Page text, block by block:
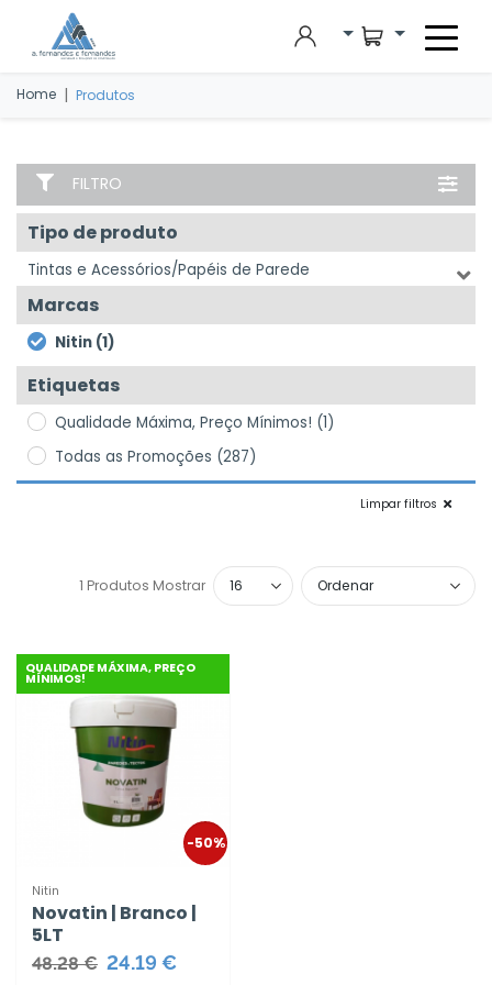
Skip to main content
Home | Produtos
FILTRO
Tipo de produto
Tintas e Acessórios/Papéis de Parede
Marcas
Nitin (1)
Etiquetas
Qualidade Máxima, Preço Mínimos! (1)
Todas as Promoções (287)
Limpar filtros
1 Produtos Mostrar
QUALIDADE MÁXIMA, PREÇO
MÍNIMOS!
-50%
Nitin
Novatin | Branco |
5LT
48.28 € 24.19 €